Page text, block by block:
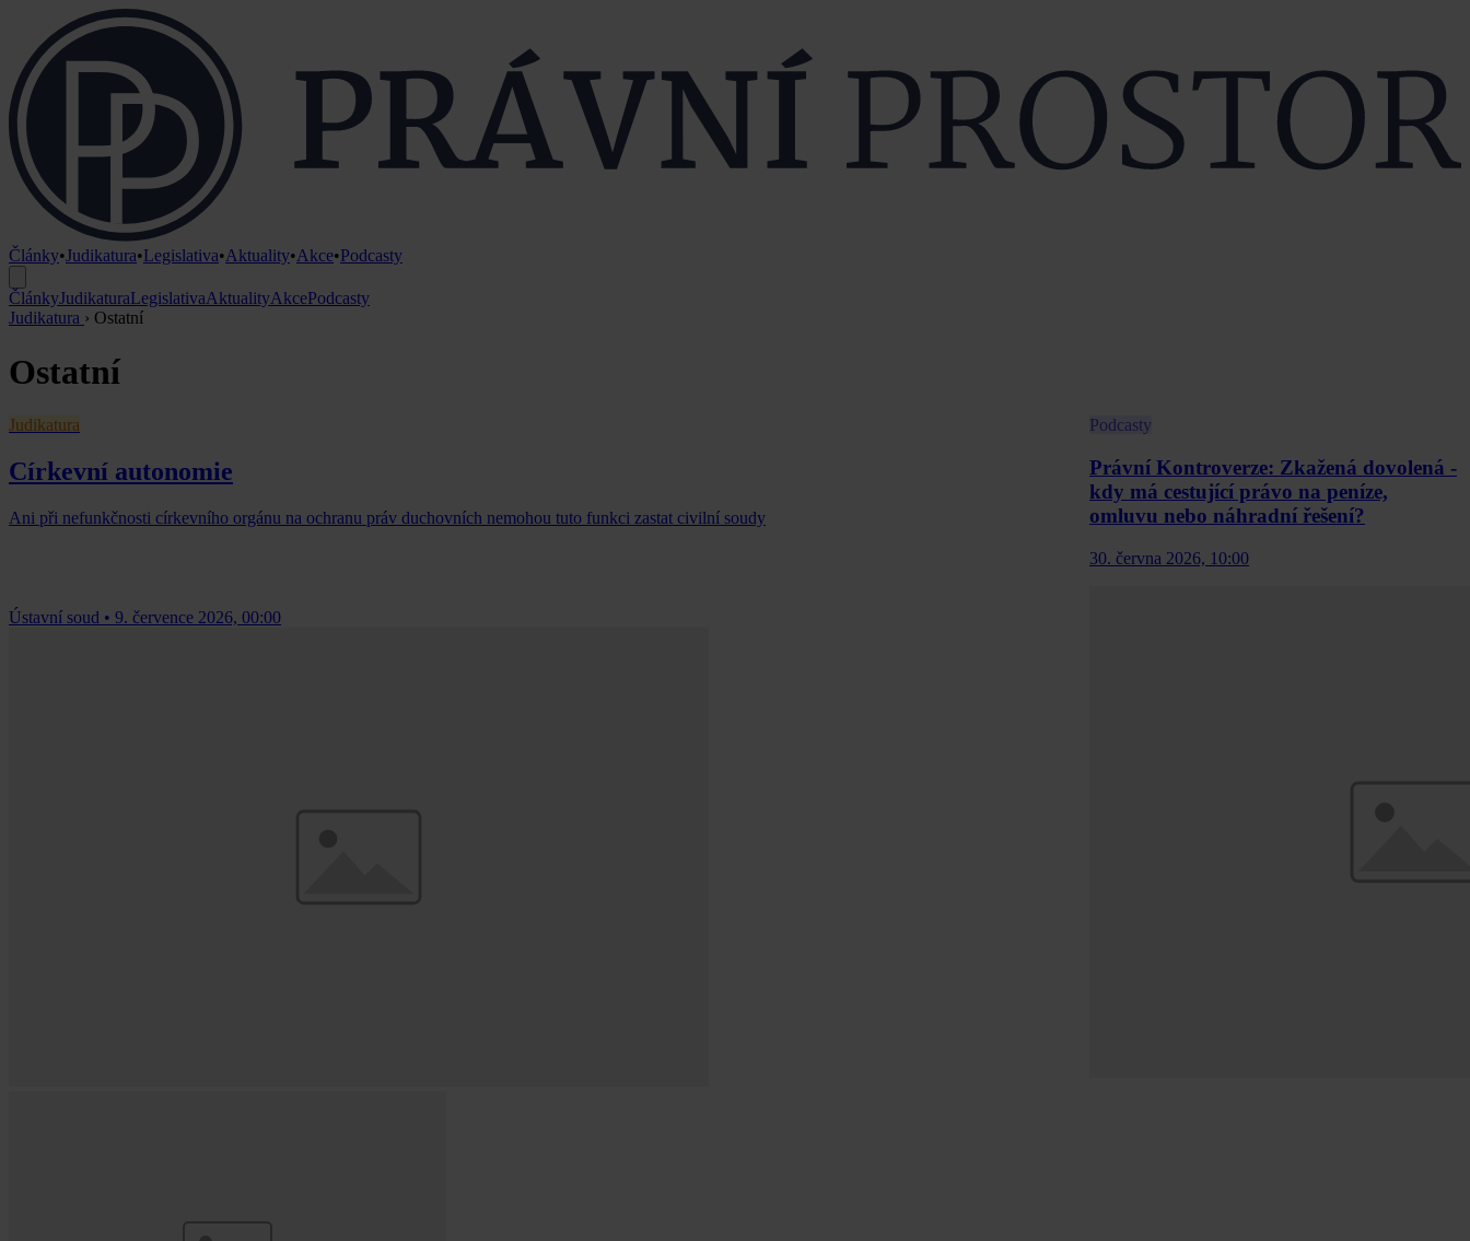
Články•Judikatura•Legislativa•Aktuality•Akce•Podcasty
ČlánkyJudikaturaLegislativaAktualityAkcePodcasty
Judikatura › Ostatní
Ostatní
Judikatura
Církevní autonomie
Ani při nefunkčnosti církevního orgánu na ochranu práv duchovních nemohou tuto funkci zastat civilní soudy
Ústavní soud • 9. července 2026, 00:00
Podcasty
Právní Kontroverze: Zkažená dovolená -
kdy má cestující právo na peníze,
omluvu nebo náhradní řešení?
30. června 2026, 10:00